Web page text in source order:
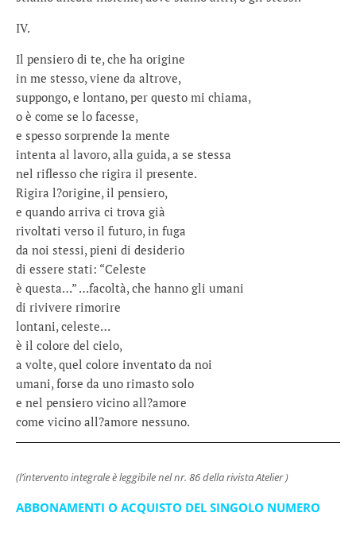
IV.
Il pensiero di te, che ha origine
in me stesso, viene da altrove,
suppongo, e lontano, per questo mi chiama,
o è come se lo facesse,
e spesso sorprende la mente
intenta al lavoro, alla guida, a se stessa
nel riflesso che rigira il presente.
Rigira l?origine, il pensiero,
e quando arriva ci trova già
rivoltati verso il futuro, in fuga
da noi stessi, pieni di desiderio
di essere stati: “Celeste
è questa…” …facoltà, che hanno gli umani
di rivivere rimorire
lontani, celeste…
è il colore del cielo,
a volte, quel colore inventato da noi
umani, forse da uno rimasto solo
e nel pensiero vicino all?amore
come vicino all?amore nessuno.
(l’intervento integrale è leggibile nel nr. 86 della rivista Atelier)
ABBONAMENTI O ACQUISTO DEL SINGOLO NUMERO